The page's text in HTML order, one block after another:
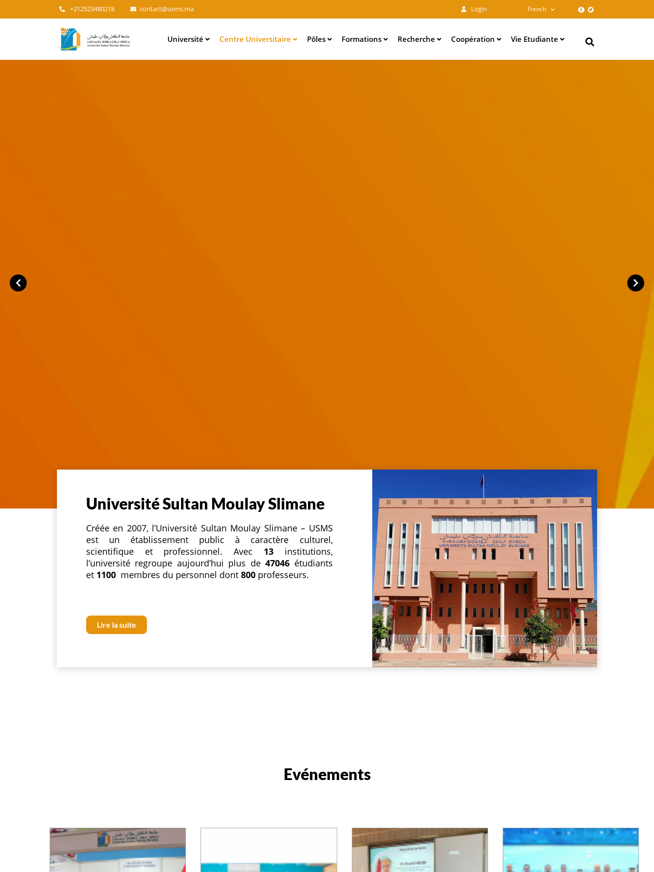
au
contenu
+212523480218 contact@usms.ma Login French
navigation
Université Centre Universitaire Pôles Formations Recherche Coopération Vie Etudiante
Search
Université Sultan Moulay Slimane
Créée en 2007, l’Université Sultan Moulay Slimane – USMS
est un établissement public à caractère culturel,
scientifique et professionnel. Avec 13 institutions,
l’université regroupe aujourd’hui plus de47046 étudiants
et 1100 membres du personnel dont 800 professeurs.
Lire la suite
Evénements